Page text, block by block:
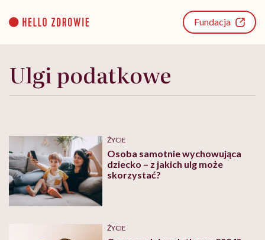
content
Fundacja
Ulgi podatkowe
ŻYCIE
Osoba samotnie wychowująca
dziecko – z jakich ulg może
skorzystać?
ŻYCIE